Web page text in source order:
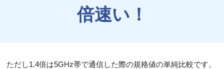
倍速い！
ただし1.4倍は5GHz帯で通信した際の規格値の単純比較です。